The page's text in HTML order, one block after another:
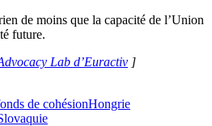
de moins que la capacité de l’Union
future.
Lab d’Euractiv ]
de cohésionHongrie